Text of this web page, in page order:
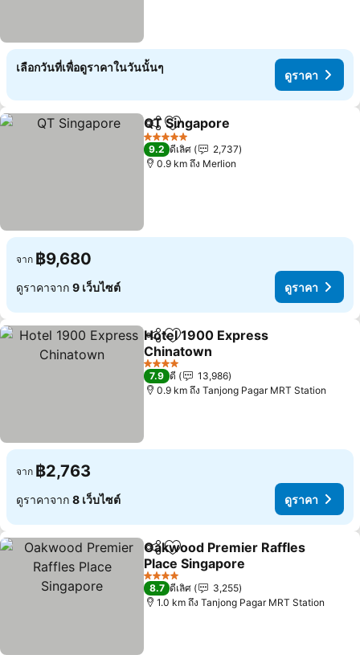
เลือกวันที่เพื่อดูราคาในวันนั้นๆ
ดูราคา
แชร์ เพิ่มในรายการโปรด
QT Singapore
5 ดาว
9.2 ดีเลิศ
2,737
0.9 km ถึง Merlion
จาก ฿9,680
ดูราคาจาก 9 เว็บไซต์ ดูราคา
แชร์ เพิ่มในรายการโปรด
Hotel 1900 Express
Chinatown
4 ดาว
7.9 ดี
13,986
0.9 km ถึง Tanjong Pagar MRT Station
จาก ฿2,763
ดูราคาจาก 8 เว็บไซต์ ดูราคา
แชร์ เพิ่มในรายการโปรด
Oakwood Premier Raffles
Place Singapore
4 ดาว
8.7 ดีเลิศ
3,255
1.0 km ถึง Tanjong Pagar MRT Station